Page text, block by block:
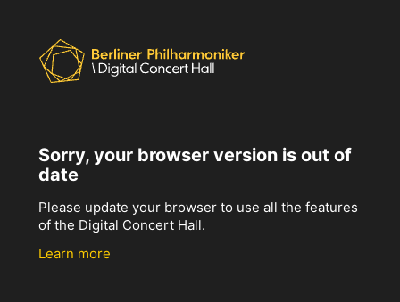
Sorry, your browser version is out of
date
Please update your browser to use all the features
of the Digital Concert Hall.
Learn more